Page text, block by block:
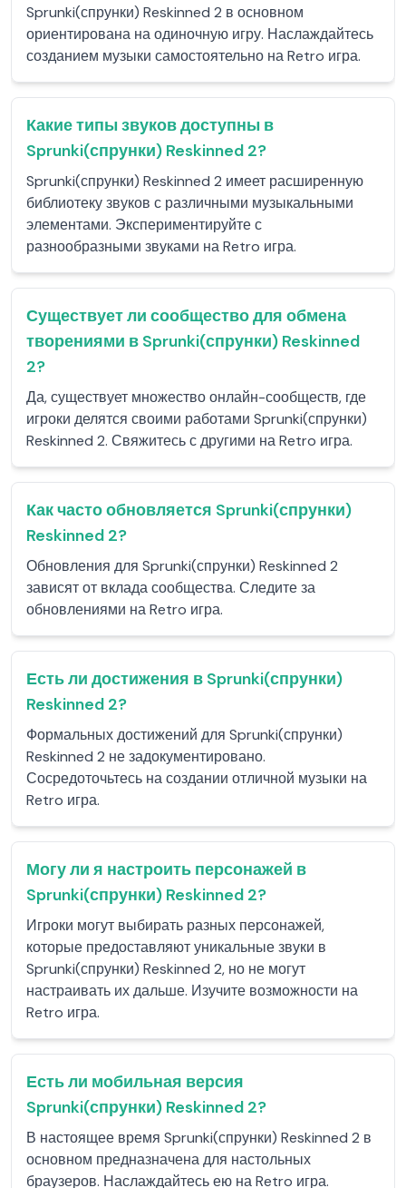
Sprunki(спрунки) Reskinned 2 в основном
ориентирована на одиночную игру. Наслаждайтесь
созданием музыки самостоятельно на Retro игра.
Какие типы звуков доступны в
Sprunki(спрунки) Reskinned 2?
Sprunki(спрунки) Reskinned 2 имеет расширенную
библиотеку звуков с различными музыкальными
элементами. Экспериментируйте с
разнообразными звуками на Retro игра.
Существует ли сообщество для обмена
творениями в Sprunki(спрунки) Reskinned
2?
Да, существует множество онлайн-сообществ, где
игроки делятся своими работами Sprunki(спрунки)
Reskinned 2. Свяжитесь с другими на Retro игра.
Как часто обновляется Sprunki(спрунки)
Reskinned 2?
Обновления для Sprunki(спрунки) Reskinned 2
зависят от вклада сообщества. Следите за
обновлениями на Retro игра.
Есть ли достижения в Sprunki(спрунки)
Reskinned 2?
Формальных достижений для Sprunki(спрунки)
Reskinned 2 не задокументировано.
Сосредоточьтесь на создании отличной музыки на
Retro игра.
Могу ли я настроить персонажей в
Sprunki(спрунки) Reskinned 2?
Игроки могут выбирать разных персонажей,
которые предоставляют уникальные звуки в
Sprunki(спрунки) Reskinned 2, но не могут
настраивать их дальше. Изучите возможности на
Retro игра.
Есть ли мобильная версия
Sprunki(спрунки) Reskinned 2?
В настоящее время Sprunki(спрунки) Reskinned 2 в
основном предназначена для настольных
браузеров. Наслаждайтесь ею на Retro игра.